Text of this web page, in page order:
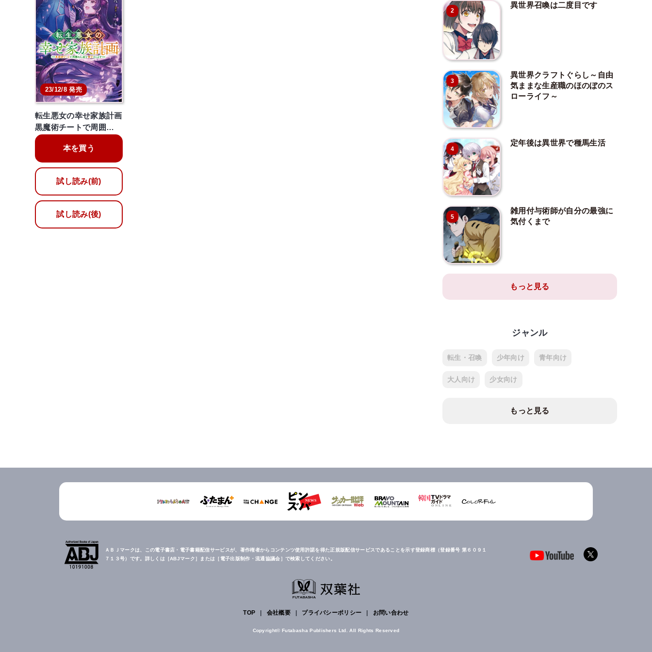
23/12/8 発売
転生悪女の幸せ家族計画
黒魔術チートで周囲…
本を買う
試し読み(前)
試し読み(後)
2
異世界召喚は二度目です
3
異世界クラフトぐらし～自由
気ままな生産職のほのぼのス
ローライフ～
4
定年後は異世界で種馬生活
5
雑用付与術師が自分の最強に
気付くまで
もっと見る
ジャンル
転生・召喚 少年向け 青年向け
大人向け 少女向け
もっと見る
ＡＢＪマークは、この電子書店・電子書籍配信サービスが、著作権者からコンテンツ使用許諾を得た正規版配信サービスであることを示す登録商標（登録番号 第６０９１
７１３号）です。詳しくは［ABJマーク］または［電子出版制作・流通協議会］で検索してください。
TOP 会社概要 プライバシーポリシー お問い合わせ
Copyright© Futabasha Publishers Ltd. All Rights Reserved